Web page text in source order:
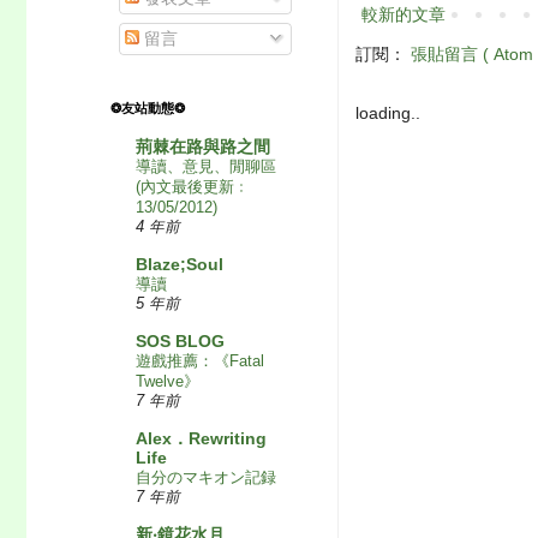
較新的文章
訂閱： 張貼留言 ( Atom
loading..
留言
❂友站動態❂
荊棘在路與路之間
導讀、意見、閒聊區
(內文最後更新﹕
13/05/2012)
4 年前
Blaze;Soul
導讀
5 年前
SOS BLOG
遊戲推薦：《Fatal
Twelve》
7 年前
Alex．Rewriting
Life
自分のマキオン記録
7 年前